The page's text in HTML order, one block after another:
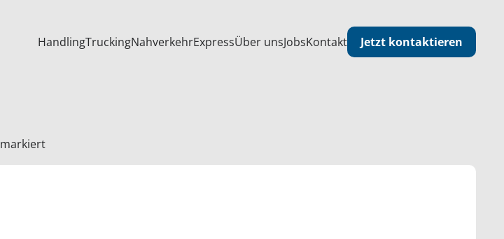
HandlingTruckingNahverkehrExpressÜber unsJobsKontakt Jetzt kontaktieren
markiert